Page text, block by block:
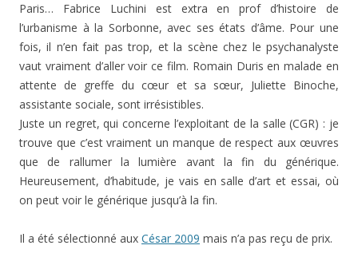
Paris… Fabrice Luchini est extra en prof d’histoire de
l’urbanisme à la Sorbonne, avec ses états d’âme. Pour une
fois, il n’en fait pas trop, et la scène chez le psychanalyste
vaut vraiment d’aller voir ce film. Romain Duris en malade en
attente de greffe du cœur et sa sœur, Juliette Binoche,
assistante sociale, sont irrésistibles.
Juste un regret, qui concerne l’exploitant de la salle (CGR) : je
trouve que c’est vraiment un manque de respect aux œuvres
que de rallumer la lumière avant la fin du générique.
Heureusement, d’habitude, je vais en salle d’art et essai, où
on peut voir le générique jusqu’à la fin.
Il a été sélectionné aux César 2009 mais n’a pas reçu de prix.